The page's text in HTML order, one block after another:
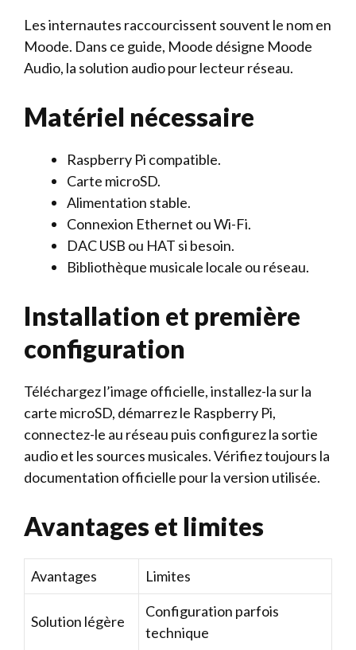
Les internautes raccourcissent souvent le nom en
Moode. Dans ce guide, Moode désigne Moode
Audio, la solution audio pour lecteur réseau.
Matériel nécessaire
Raspberry Pi compatible.
Carte microSD.
Alimentation stable.
Connexion Ethernet ou Wi-Fi.
DAC USB ou HAT si besoin.
Bibliothèque musicale locale ou réseau.
Installation et première
configuration
Téléchargez l’image officielle, installez-la sur la
carte microSD, démarrez le Raspberry Pi,
connectez-le au réseau puis configurez la sortie
audio et les sources musicales. Vérifiez toujours la
documentation officielle pour la version utilisée.
Avantages et limites
Avantages Limites
Solution légère
Configuration parfois
technique